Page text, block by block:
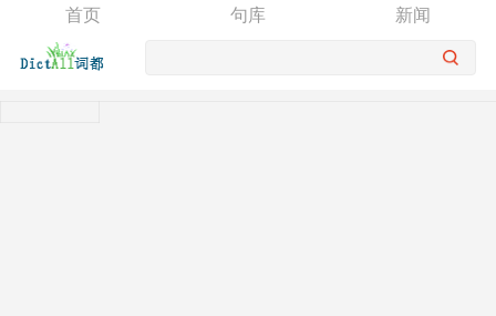
首页 句库 新闻